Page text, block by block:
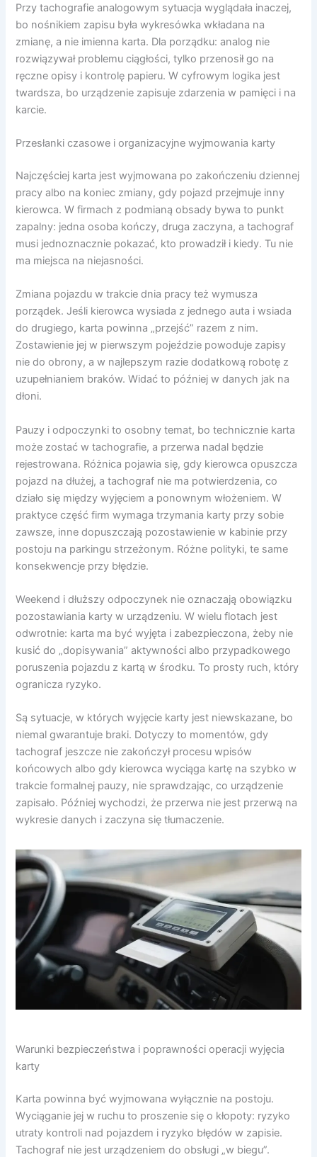
Przy tachografie analogowym sytuacja wyglądała inaczej,
bo nośnikiem zapisu była wykresówka wkładana na
zmianę, a nie imienna karta. Dla porządku: analog nie
rozwiązywał problemu ciągłości, tylko przenosił go na
ręczne opisy i kontrolę papieru. W cyfrowym logika jest
twardsza, bo urządzenie zapisuje zdarzenia w pamięci i na
karcie.
Przesłanki czasowe i organizacyjne wyjmowania karty
Najczęściej karta jest wyjmowana po zakończeniu dziennej
pracy albo na koniec zmiany, gdy pojazd przejmuje inny
kierowca. W firmach z podmianą obsady bywa to punkt
zapalny: jedna osoba kończy, druga zaczyna, a tachograf
musi jednoznacznie pokazać, kto prowadził i kiedy. Tu nie
ma miejsca na niejasności.
Zmiana pojazdu w trakcie dnia pracy też wymusza
porządek. Jeśli kierowca wysiada z jednego auta i wsiada
do drugiego, karta powinna „przejść” razem z nim.
Zostawienie jej w pierwszym pojeździe powoduje zapisy
nie do obrony, a w najlepszym razie dodatkową robotę z
uzupełnianiem braków. Widać to później w danych jak na
dłoni.
Pauzy i odpoczynki to osobny temat, bo technicznie karta
może zostać w tachografie, a przerwa nadal będzie
rejestrowana. Różnica pojawia się, gdy kierowca opuszcza
pojazd na dłużej, a tachograf nie ma potwierdzenia, co
działo się między wyjęciem a ponownym włożeniem. W
praktyce część firm wymaga trzymania karty przy sobie
zawsze, inne dopuszczają pozostawienie w kabinie przy
postoju na parkingu strzeżonym. Różne polityki, te same
konsekwencje przy błędzie.
Weekend i dłuższy odpoczynek nie oznaczają obowiązku
pozostawiania karty w urządzeniu. W wielu flotach jest
odwrotnie: karta ma być wyjęta i zabezpieczona, żeby nie
kusić do „dopisywania” aktywności albo przypadkowego
poruszenia pojazdu z kartą w środku. To prosty ruch, który
ogranicza ryzyko.
Są sytuacje, w których wyjęcie karty jest niewskazane, bo
niemal gwarantuje braki. Dotyczy to momentów, gdy
tachograf jeszcze nie zakończył procesu wpisów
końcowych albo gdy kierowca wyciąga kartę na szybko w
trakcie formalnej pauzy, nie sprawdzając, co urządzenie
zapisało. Później wychodzi, że przerwa nie jest przerwą na
wykresie danych i zaczyna się tłumaczenie.
Warunki bezpieczeństwa i poprawności operacji wyjęcia
karty
Karta powinna być wyjmowana wyłącznie na postoju.
Wyciąganie jej w ruchu to proszenie się o kłopoty: ryzyko
utraty kontroli nad pojazdem i ryzyko błędów w zapisie.
Tachograf nie jest urządzeniem do obsługi „w biegu”.